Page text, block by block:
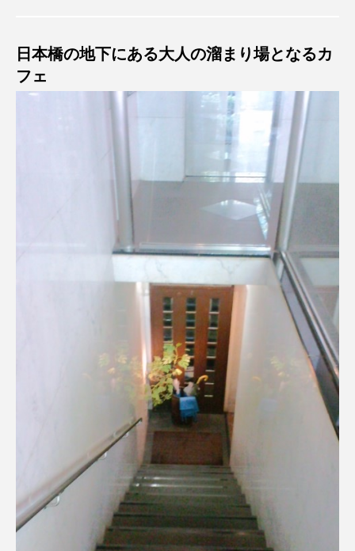
日本橋の地下にある大人の溜まり場となるカ
フェ